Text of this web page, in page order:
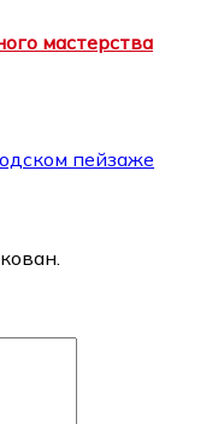
мастерства
пейзаже